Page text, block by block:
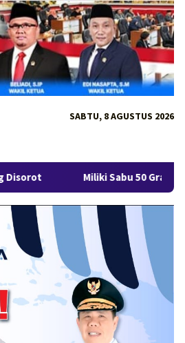
SABTU, 8 AGUSTUS 2026
Sabu 50 Gram, IRT di